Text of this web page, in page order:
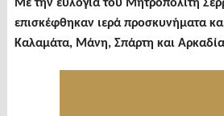
Με την ευλογία του Μητροπολίτη
επισκέφθηκαν ιερά προσκυνήματα
Καλαμάτα, Μάνη, Σπάρτη και Αρκαδία